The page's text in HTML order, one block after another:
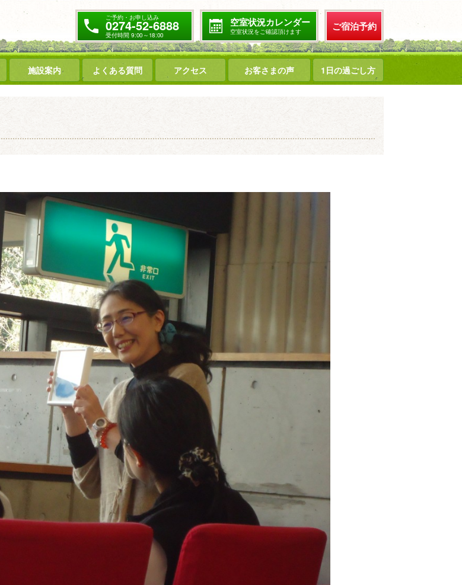
ご予約・お申し込み
0274-52-6888
受付時間 9:00～18:00
空室状況カレンダー
空室状況をご確認頂けます ご宿泊予約
施設案内 よくある質問 アクセス お客さまの声 1日の過ごし方